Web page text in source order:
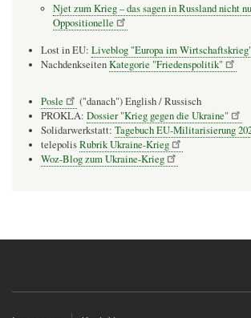
Njet zum Krieg – das sagen in Russland nicht
Oppositionelle
Lost in EU: Liveblog "Europa im
NachdenkseitenKategorie "Friedenspolitik"
Posle
("danach") English / Russisch
PROKLA: Dossier "Krieg gegen die Ukraine"
Solidarwerkstatt: Tagebuch EU-Militarisierung
telepolisRubrik Ukraine-Krieg
Woz-Blog zum Ukraine-Krieg